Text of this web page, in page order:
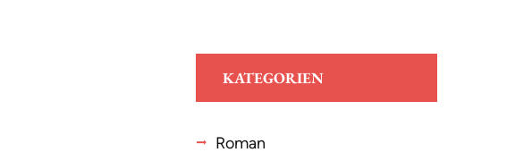
KATEGORIEN
Roman